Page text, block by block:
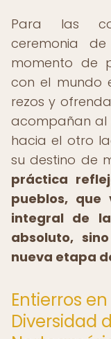
Para las
ceremonia
momento de
con el mundo
rezos y
acompañan al
hacia el otro
su destino de
práctica
pueblos,
integral de
absoluto,
nueva etapa
Entierros
Diversidad